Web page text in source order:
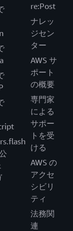
re:Post
ナレッ
ジセン
ター
AWS サ
ポート
の概要
専門家
による
サポー
トを受
ける
AWS の
アクセ
シビリ
ティ
法務関
連